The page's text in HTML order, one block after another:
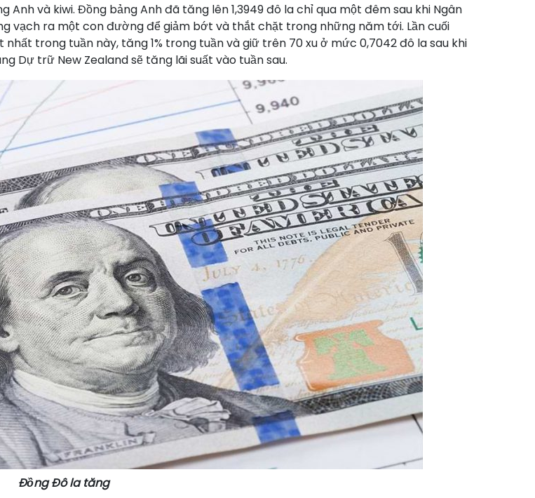
và kiwi. Đồng bảng Anh đã tăng lên 1,3949 đô la chỉ qua một đêm sau khi Ngân
vạch ra một con đường để giảm bớt và thắt chặt trong những năm tới. Lần cuối
nhất trong tuần này, tăng 1% trong tuần và giữ trên 70 xu ở mức 0,7042 đô la sau khi
Dự trữ New Zealand sẽ tăng lãi suất vào tuần sau.
Đồng Đô la tăng